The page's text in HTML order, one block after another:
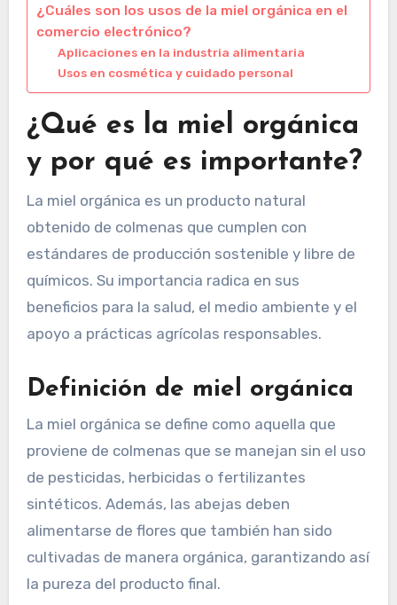
¿Cuáles son los usos de la miel orgánica en el
comercio electrónico?
Aplicaciones en la industria alimentaria
Usos en cosmética y cuidado personal
¿Qué es la miel orgánica
y por qué es importante?
La miel orgánica es un producto natural
obtenido de colmenas que cumplen con
estándares de producción sostenible y libre de
químicos. Su importancia radica en sus
beneficios para la salud, el medio ambiente y el
apoyo a prácticas agrícolas responsables.
Definición de miel orgánica
La miel orgánica se define como aquella que
proviene de colmenas que se manejan sin el uso
de pesticidas, herbicidas o fertilizantes
sintéticos. Además, las abejas deben
alimentarse de flores que también han sido
cultivadas de manera orgánica, garantizando así
la pureza del producto final.